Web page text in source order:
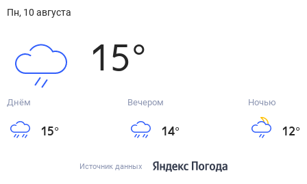
пн, 10 августа
15°
Днём
15°
Вечером
14°
Ночью
12°
Источник данных